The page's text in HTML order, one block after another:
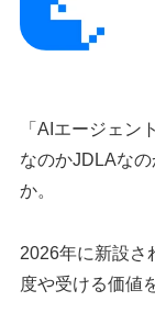
「AIエージェン
なのかJDLAな
か。
2026年に新設さ
度や受ける価値